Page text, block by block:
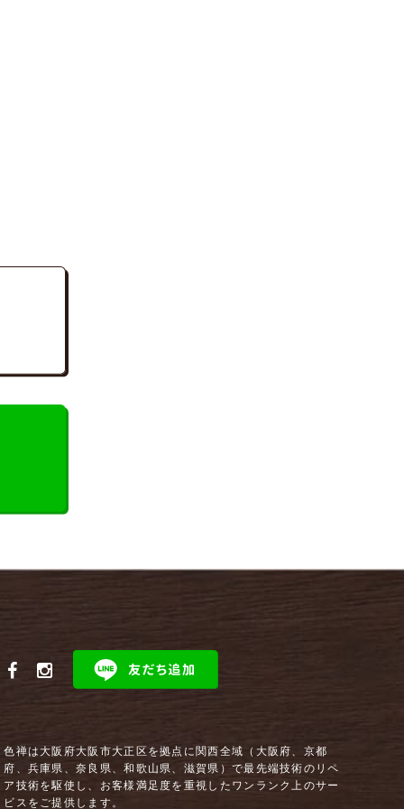
色禅は大阪府大阪市大正区を拠点に関西全域（大阪府、京都
府、兵庫県、奈良県、和歌山県、滋賀県）で最先端技術のリペ
ア技術を駆使し、お客様満足度を重視したワンランク上のサー
ビスをご提供します。